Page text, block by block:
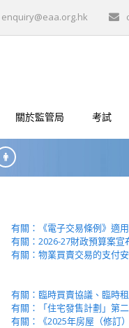
enquiry@eaa.org.hk
關於監管局 考試
有關：《電子交易條例》適
有關：2026-27財政預算案宣
有關：物業買賣交易的支付
有關：臨時買賣協議、臨時
有關：「住宅發售計劃」第
有關：《2025年房屋（修訂